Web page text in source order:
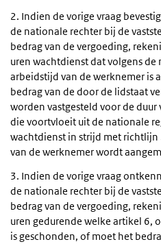
2. Indien de vorige vraag
de nationale rechter bij de
bedrag van de vergoeding,
uren wachtdienst dat volgens
arbeidstijd van de werknemer is
bedrag van de door de lidstaat
worden vastgesteld voor de
die voortvloeit uit de nationale
wachtdienst in strijd met
van de werknemer wordt
3. Indien de vorige vraag
de nationale rechter bij de
bedrag van de vergoeding,
uren gedurende welke artikel 6,
is geschonden, of moet het